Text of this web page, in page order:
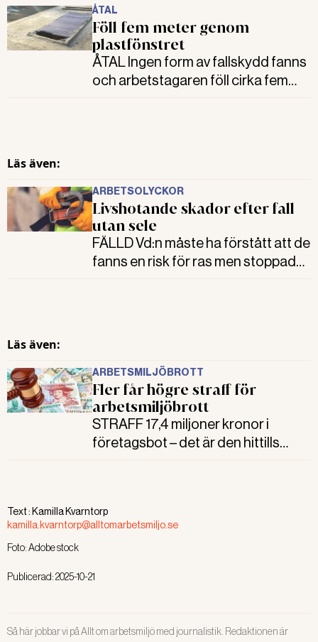
ÅTAL
Föll fem meter genom
plastfönstret
ÅTAL Ingen form av fallskydd fanns
och arbetstagaren föll cirka fem
Läs även:
ARBETSOLYCKOR
Livshotande skador efter fall
utan sele
FÄLLD Vd:n måste ha förstått att de
fanns en risk för ras men stoppade
Läs även:
ARBETSMILJÖBROTT
Fler får högre straff för
arbetsmiljöbrott
STRAFF 17,4 miljoner kronor i
företagsbot – det är den hittills
åklagarna höja de så kallade
sanktionsvärdena – det kan ge fler
Text : Kamilla Kvarntorp
kamilla.kvarntorp@alltomarbetsmiljo.se
Foto:Adobe stock
Publicerad:2025-10-21
Så här jobbar vi på Allt om arbetsmiljö med journalistik. Redaktionen är